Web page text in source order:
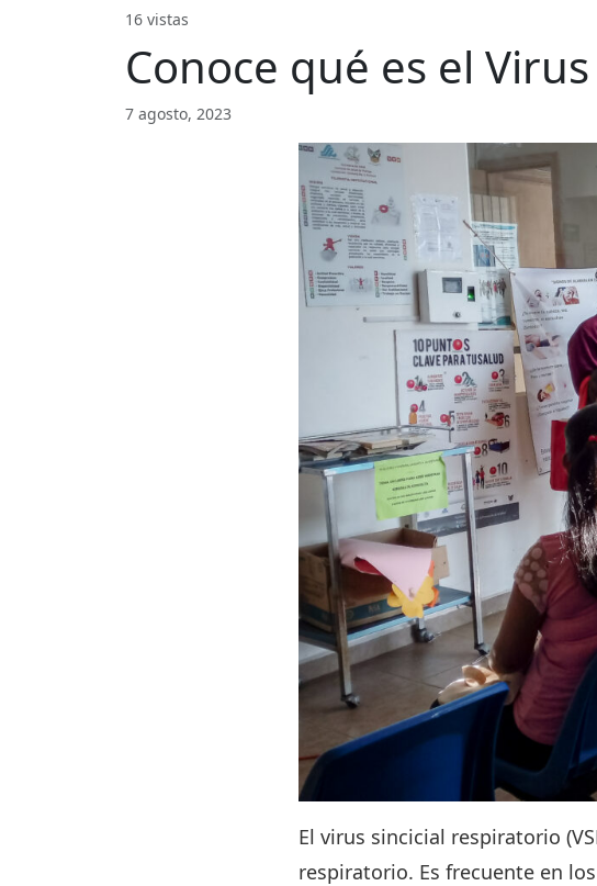
16 vistas
Conoce qué es el
7 agosto, 2023
El virus sincicial respiratorio
respiratorio. Es frecuente en